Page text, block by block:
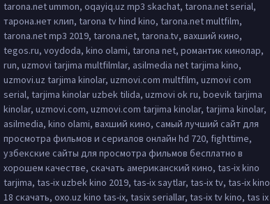
tarona.net ummon, oqayiq.uz mp3 skachat, tarona.net serial,
тарона.нет клип, tarona tv hind kino, tarona.net multfilm,
tarona.net mp3 2019, tarona.net, tarona.tv, вахший кино,
tegos.ru, voydoda, kino olami, tarona net, романтик кинолар,
run, uzmovi tarjima multfilmlar, asilmedia net tarjima kino,
uzmovi.uz tarjima kinolar, uzmovi.com multfilm, uzmovi com
serial, tarjima kinolar uzbek tilida, uzmovi ok ru, boevik tarjima
kinolar, uzmovi.com, uzmovi.com tarjima kinolar, tarjima kinolar,
asilmedia, kino olami, вахший кино, самый лучший сайт для
просмотра фильмов и сериалов онлайн hd 720, fighttime,
узбекские сайты для просмотра фильмов бесплатно в
хорошем качестве, скачать американский кино, tas-ix kino
tarjima, tas-ix uzbek kino 2019, tas-ix saytlar, tas-ix tv, tas-ix kino
18 скачать, oxo.uz kino tas-ix, tasix seriallar, tas-ix tv kino, tas ix